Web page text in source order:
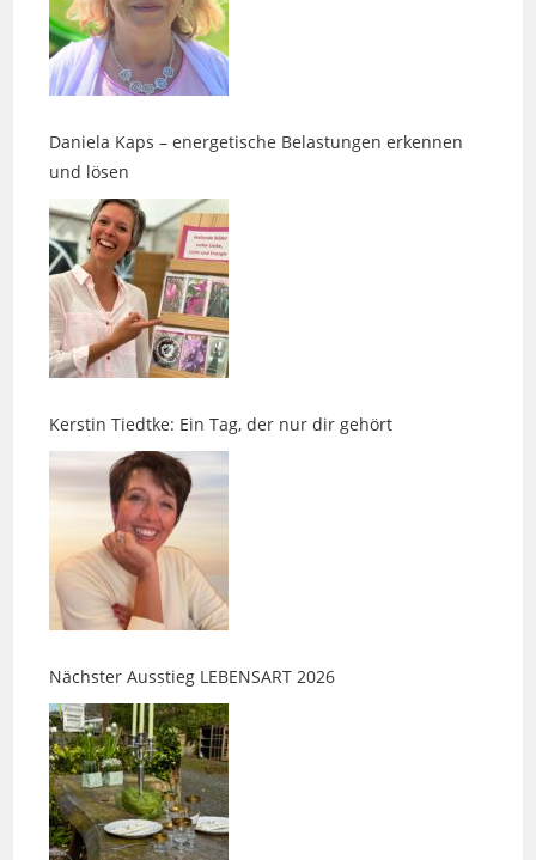
Daniela Kaps – energetische Belastungen erkennen
Kerstin Tiedtke: Ein Tag, der nur dir gehört
Nächster Ausstieg LEBENSART 2026